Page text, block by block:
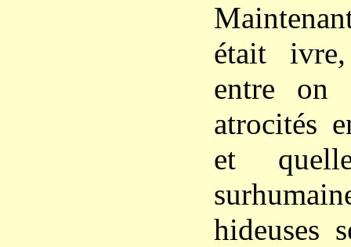
était
entre on
atrocités
et
hideuses